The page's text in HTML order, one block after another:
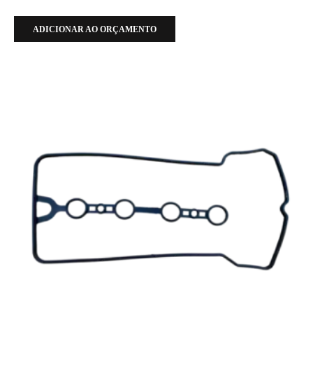
ADICIONAR AO ORÇAMENTO